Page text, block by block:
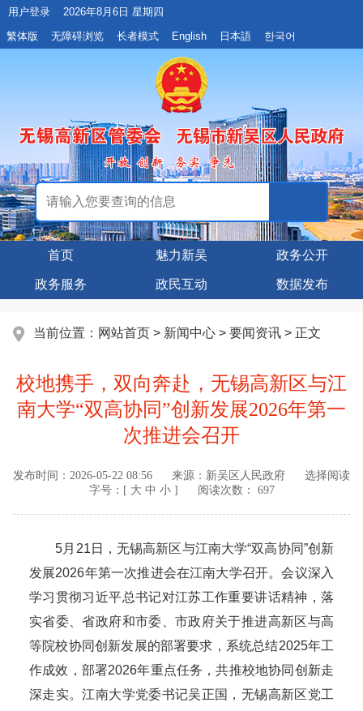
用户登录
2026年8月6日 星期四
繁体版
无障碍浏览 长者模式 English 日本語 한국어
首页 魅力新吴 政务公开
政务服务 政民互动 数据发布
当前位置： 网站首页 > 新闻中心 > 要闻资讯 > 正文
校地携手，双向奔赴，无锡高新区与江
南大学“双高协同”创新发展2026年第一
次推进会召开
发布时间： 2026-05-22 08:56 来源： 新吴区人民政府
选择阅读
字号：[ 大 中 小] 阅读次数： 697
5月21日，无锡高新区与江南大学“双高协同”创新
发展2026年第一次推进会在江南大学召开。会议深入
学习贯彻习近平总书记对江苏工作重要讲话精神，落
实省委、省政府和市委、市政府关于推进高新区与高
等院校协同创新发展的部署要求，系统总结2025年工
作成效，部署2026年重点任务，共推校地协同创新走
深走实。江南大学党委书记吴正国，无锡高新区党工